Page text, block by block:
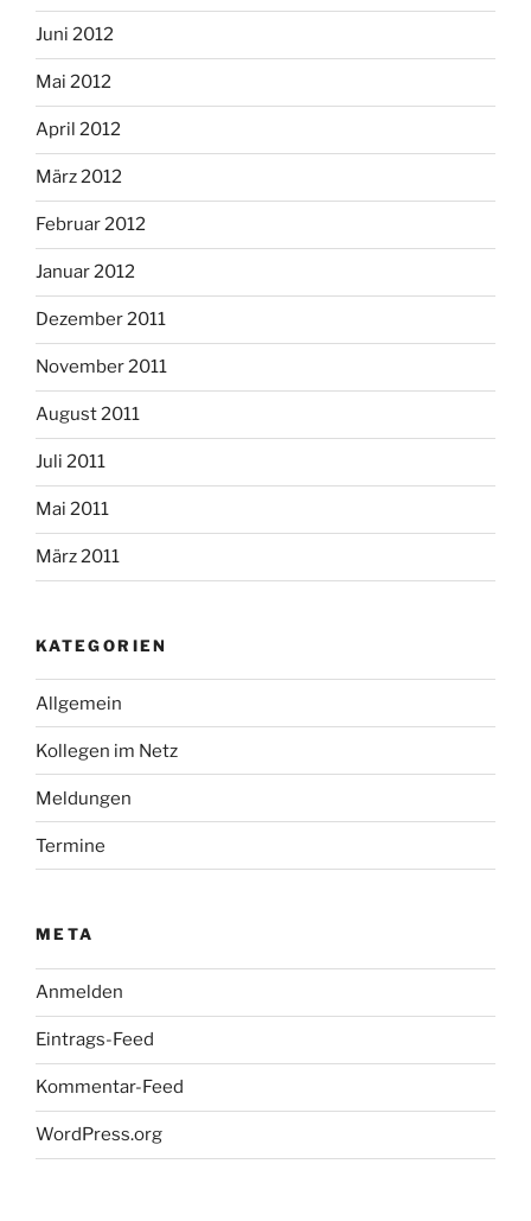
Juni 2012
Mai 2012
April 2012
März 2012
Februar 2012
Januar 2012
Dezember 2011
November 2011
August 2011
Juli 2011
Mai 2011
März 2011
KATEGORIEN
Allgemein
Kollegen im Netz
Meldungen
Termine
META
Anmelden
Eintrags-Feed
Kommentar-Feed
WordPress.org